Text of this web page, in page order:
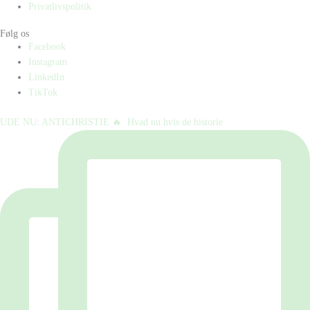
Privatlivspolitik
Følg os
Facebook
Instagram
LinkedIn
TikTok
UDE NU: ANTICHRISTIE 🔥⁠ ⁠ Hvad nu hvis de historie